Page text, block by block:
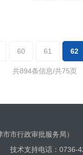
60 61 62
共894条信息/共75页
市市行政审批服务局）
技术支持电话：0736-